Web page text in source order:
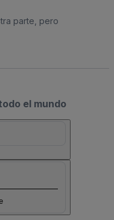
parte, pero
el mundo